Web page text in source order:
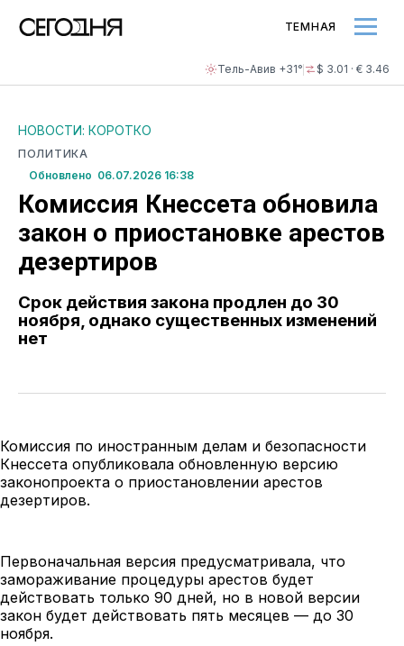
Тель-Авив +31° $ 3.01 · € 3.46
ТЕМНАЯ
НОВОСТИ: КОРОТКО
ПОЛИТИКА
Обновлено 06.07.2026 16:38
Комиссия Кнессета обновила
закон о приостановке арестов
дезертиров
Срок действия закона продлен до 30
ноября, однако существенных изменений
нет
Комиссия по иностранным делам и безопасности
Кнессета опубликовала обновленную версию
законопроекта о приостановлении арестов
дезертиров.
Первоначальная версия предусматривала, что
замораживание процедуры арестов будет
действовать только 90 дней, но в новой версии
закон будет действовать пять месяцев — до 30
ноября.